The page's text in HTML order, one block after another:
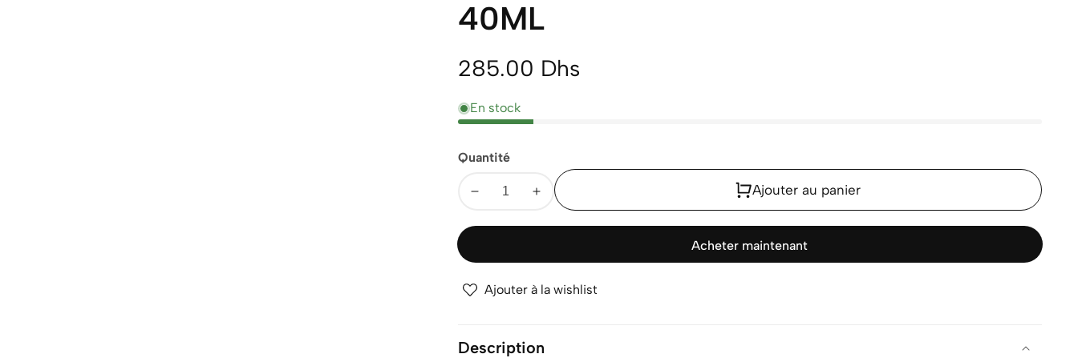
40ML
Prix
normal
285.00 Dhs
En stock
Quantité
Diminuer
HYDRA
GET
Augmenter
HYDRA
GET
Ajouter au panier
Acheter maintenant
Ajouter à la wishlist
Description